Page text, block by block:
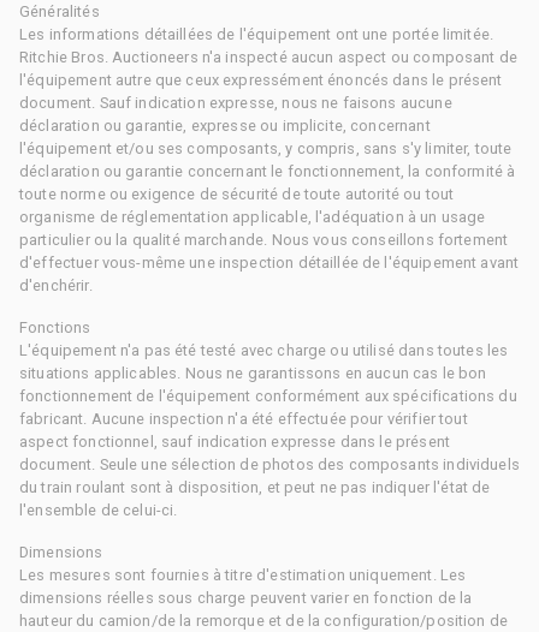
Généralités
Les informations détaillées de l'équipement ont une portée limitée.
Ritchie Bros. Auctioneers n'a inspecté aucun aspect ou composant de
l'équipement autre que ceux expressément énoncés dans le présent
document. Sauf indication expresse, nous ne faisons aucune
déclaration ou garantie, expresse ou implicite, concernant
l'équipement et/ou ses composants, y compris, sans s'y limiter, toute
déclaration ou garantie concernant le fonctionnement, la conformité à
toute norme ou exigence de sécurité de toute autorité ou tout
organisme de réglementation applicable, l'adéquation à un usage
particulier ou la qualité marchande. Nous vous conseillons fortement
d'effectuer vous-même une inspection détaillée de l'équipement avant
d'enchérir.
Fonctions
L'équipement n'a pas été testé avec charge ou utilisé dans toutes les
situations applicables. Nous ne garantissons en aucun cas le bon
fonctionnement de l'équipement conformément aux spécifications du
fabricant. Aucune inspection n'a été effectuée pour vérifier tout
aspect fonctionnel, sauf indication expresse dans le présent
document. Seule une sélection de photos des composants individuels
du train roulant sont à disposition, et peut ne pas indiquer l'état de
l'ensemble de celui-ci.
Dimensions
Les mesures sont fournies à titre d'estimation uniquement. Les
dimensions réelles sous charge peuvent varier en fonction de la
hauteur du camion/de la remorque et de la configuration/position de